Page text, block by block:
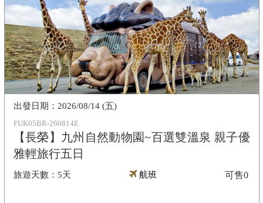
FUK05BR-260814E
【長榮】九州自然動物園~百選雙溫泉 親子優
雅輕旅行五日
5天
2026/08/14 (五)
航班 可售0